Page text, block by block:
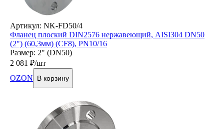
Артикул: NK-FD50/4
Фланец плоский DIN2576 нержавеющий, AISI304 DN50
(2") (60,3мм) (CF8), РN10/16
Размер: 2" (DN50)
2 081 ₽/шт
OZON
В корзину